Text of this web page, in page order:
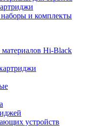
и комплекты
Hi-Black
устройств